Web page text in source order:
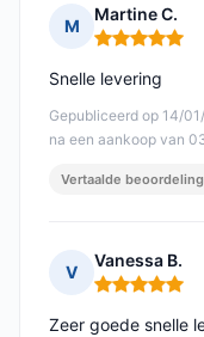
M
Martine C.
Opmerking: 5
Gepubliceerd op 14/
na een aankoop van
Snelle levering
Vertaalde
V
Vanessa B.
Opmerking: 5
Zeer goede snelle